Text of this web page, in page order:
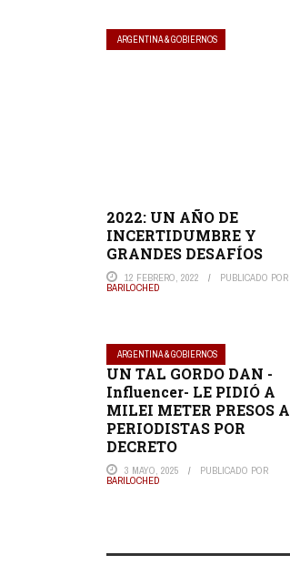
ARGENTINA & GOBIERNOS
2022: UN AÑO DE
INCERTIDUMBRE Y
GRANDES DESAFÍOS
12 FEBRERO, 2022 PUBLICADO POR
BARILOCHED
ARGENTINA & GOBIERNOS
UN TAL GORDO DAN -
Influencer- LE PIDIÓ A
MILEI METER PRESOS A
PERIODISTAS POR
DECRETO
3 MAYO, 2025 PUBLICADO POR
BARILOCHED